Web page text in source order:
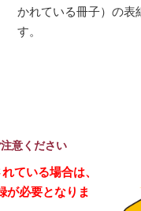
かれている冊子）の表
す。
意ください
ている場合は、
が必要となりま